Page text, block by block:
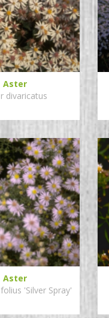
Aster
divaricatus
Aster
'Silver Spray'